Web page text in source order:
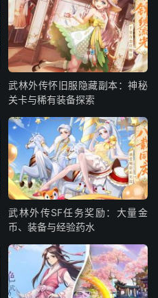
武林外传怀旧服隐藏副本：神秘
关卡与稀有装备探索
武林外传SF任务奖励：大量金
币、装备与经验药水